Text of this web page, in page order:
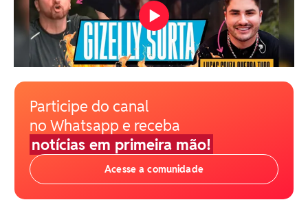
Participe do canal
no Whatsapp e receba
notícias em primeira mão!
Acesse a comunidade